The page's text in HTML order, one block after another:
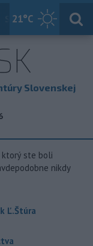
21°C
Slovensko
Slovenskej
ktorý ste boli
nikdy
Ľ.Štúra